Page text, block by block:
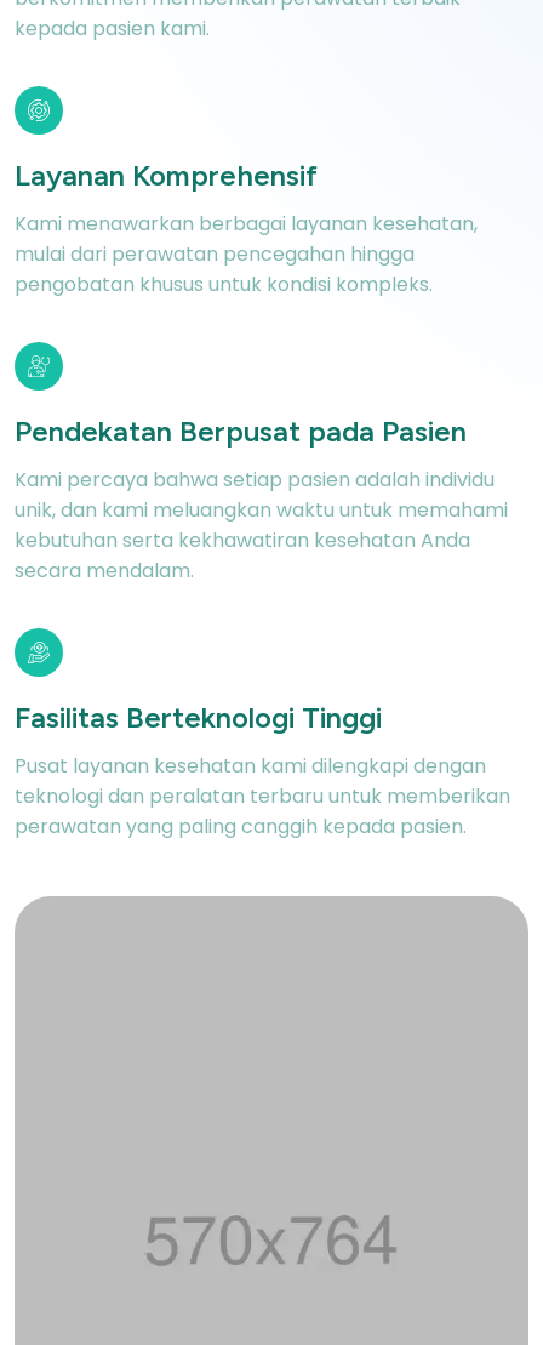
kepada pasien kami.
Layanan Komprehensif
Kami menawarkan berbagai layanan kesehatan,
mulai dari perawatan pencegahan hingga
pengobatan khusus untuk kondisi kompleks.
Pendekatan Berpusat pada Pasien
Kami percaya bahwa setiap pasien adalah individu
unik, dan kami meluangkan waktu untuk memahami
kebutuhan serta kekhawatiran kesehatan Anda
secara mendalam.
Fasilitas Berteknologi Tinggi
Pusat layanan kesehatan kami dilengkapi dengan
teknologi dan peralatan terbaru untuk memberikan
perawatan yang paling canggih kepada pasien.